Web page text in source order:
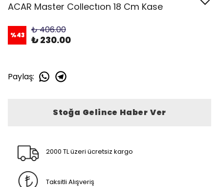
ACAR Master Collectıon 18 Cm Kase
%43 ₺ 406.00
₺ 230.00
Paylaş:
Stoğa Gelince Haber Ver
2000 TL üzeri ücretsiz kargo
Taksitli Alışveriş